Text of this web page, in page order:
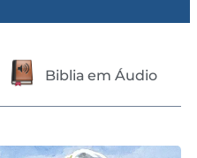
Biblia em Áudio